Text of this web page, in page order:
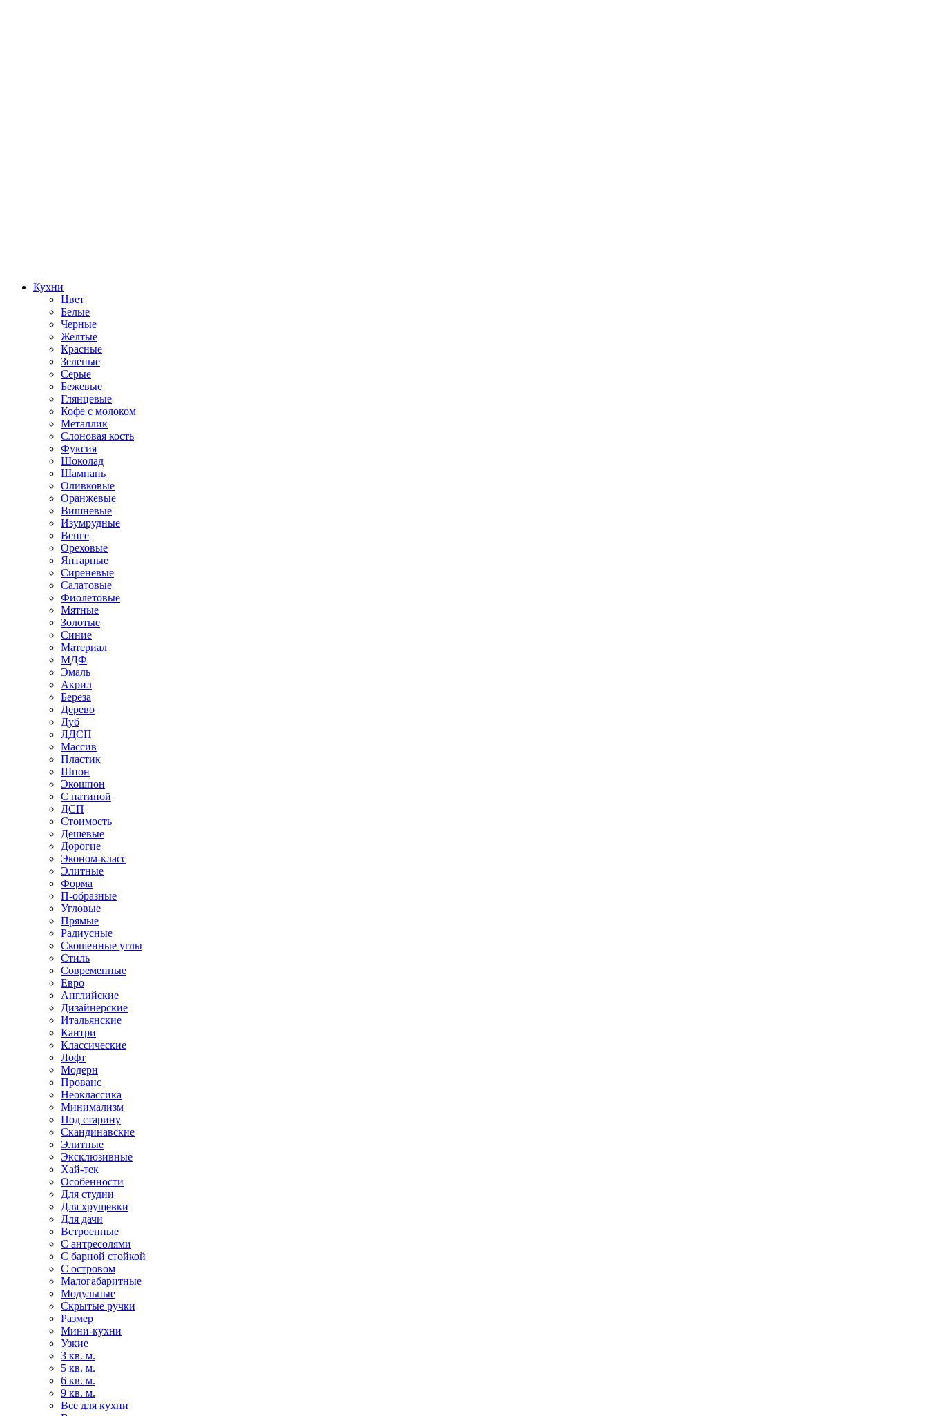
Кухни
Цвет
Белые
Черные
Желтые
Красные
Зеленые
Серые
Бежевые
Глянцевые
Кофе с молоком
Металлик
Слоновая кость
Фуксия
Шоколад
Шампань
Оливковые
Оранжевые
Вишневые
Изумрудные
Венге
Ореховые
Янтарные
Сиреневые
Салатовые
Фиолетовые
Мятные
Золотые
Синие
Материал
МДФ
Эмаль
Акрил
Береза
Дерево
Дуб
ЛДСП
Массив
Пластик
Шпон
Экошпон
С патиной
ДСП
Стоимость
Дешевые
Дорогие
Эконом-класс
Элитные
Форма
П-образные
Угловые
Прямые
Радиусные
Скошенные углы
Стиль
Современные
Евро
Английские
Дизайнерские
Итальянские
Кантри
Классические
Лофт
Модерн
Прованс
Неоклассика
Минимализм
Под старину
Скандинавские
Элитные
Эксклюзивные
Хай-тек
Особенности
Для студии
Для хрущевки
Для дачи
Встроенные
С антресолями
С барной стойкой
С островом
Малогабаритные
Модульные
Скрытые ручки
Размер
Мини-кухни
Узкие
3 кв. м.
5 кв. м.
6 кв. м.
9 кв. м.
Все для кухни